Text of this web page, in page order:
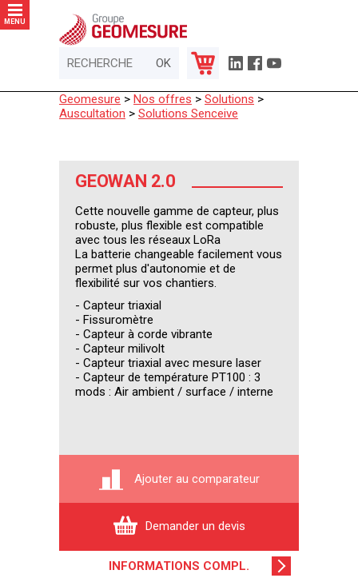
MENU
Geomesure > Nos offres > Solutions >
Auscultation > Solutions Senceive
GEOWAN 2.0
Cette nouvelle gamme de capteur, plus
robuste, plus flexible est compatible
avec tous les réseaux LoRa
La batterie changeable facilement vous
permet plus d'autonomie et de
flexibilité sur vos chantiers.
- Capteur triaxial
- Fissuromètre
- Capteur à corde vibrante
- Capteur milivolt
- Capteur triaxial avec mesure laser
- Capteur de température PT100 : 3
mods : Air ambient / surface / interne
Ajouter au comparateur
Demander un devis
INFORMATIONS COMPL.
Panneau de gestion des cookies